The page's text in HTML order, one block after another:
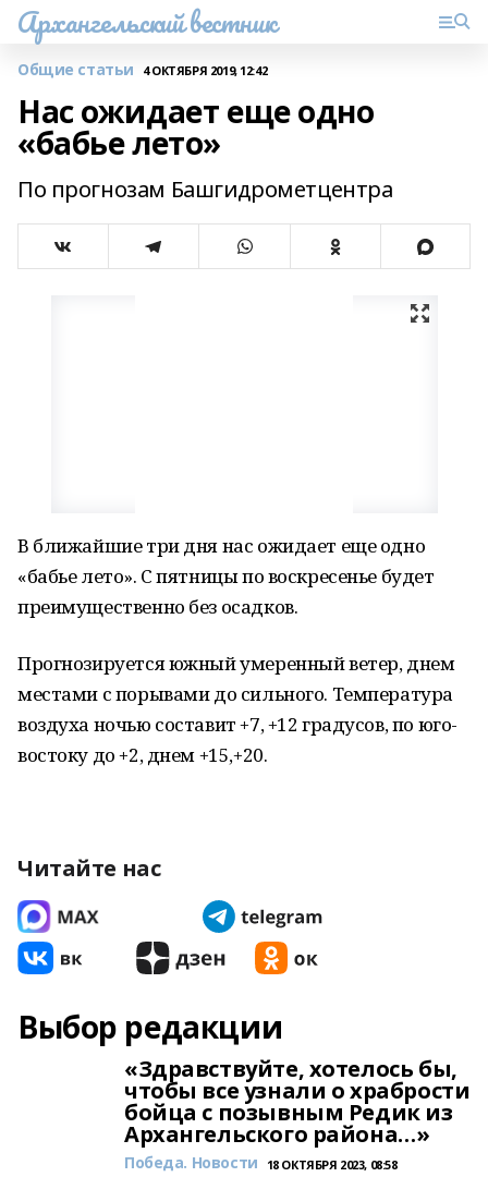
Архангельский вестник
Общие статьи 4 ОКТЯБРЯ 2019, 12:42
Нас ожидает еще одно
«бабье лето»
По прогнозам Башгидрометцентра
В ближайшие три дня нас ожидает еще одно
«бабье лето». С пятницы по воскресенье будет
преимущественно без осадков.
Прогнозируется южный умеренный ветер, днем
местами с порывами до сильного. Температура
воздуха ночью составит +7, +12 градусов, по юго-
востоку до +2, днем +15,+20.
Читайте нас
Выбор редакции
«Здравствуйте, хотелось бы,
чтобы все узнали о храбрости
бойца с позывным Редик из
Архангельского района…»
Победа. Новости 18 ОКТЯБРЯ 2023, 08:58